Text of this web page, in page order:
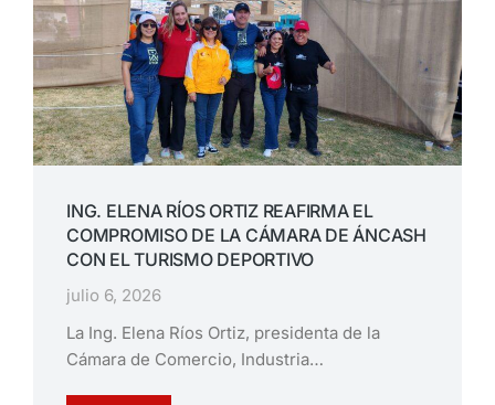
ING. ELENA RÍOS ORTIZ REAFIRMA EL
COMPROMISO DE LA CÁMARA DE ÁNCASH
CON EL TURISMO DEPORTIVO
julio 6, 2026
La Ing. Elena Ríos Ortiz, presidenta de la
Cámara de Comercio, Industria…